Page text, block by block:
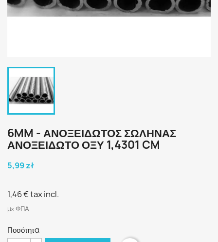
6MM - ΑΝΟΞΕΙΔΩΤΟΣ ΣΩΛΗΝΑΣ
ΑΝΟΞΕΙΔΩΤΟ ΟΞΥ 1,4301 CM
5,99 zł
1,46 €tax incl.
με ΦΠΑ
Ποσότητα